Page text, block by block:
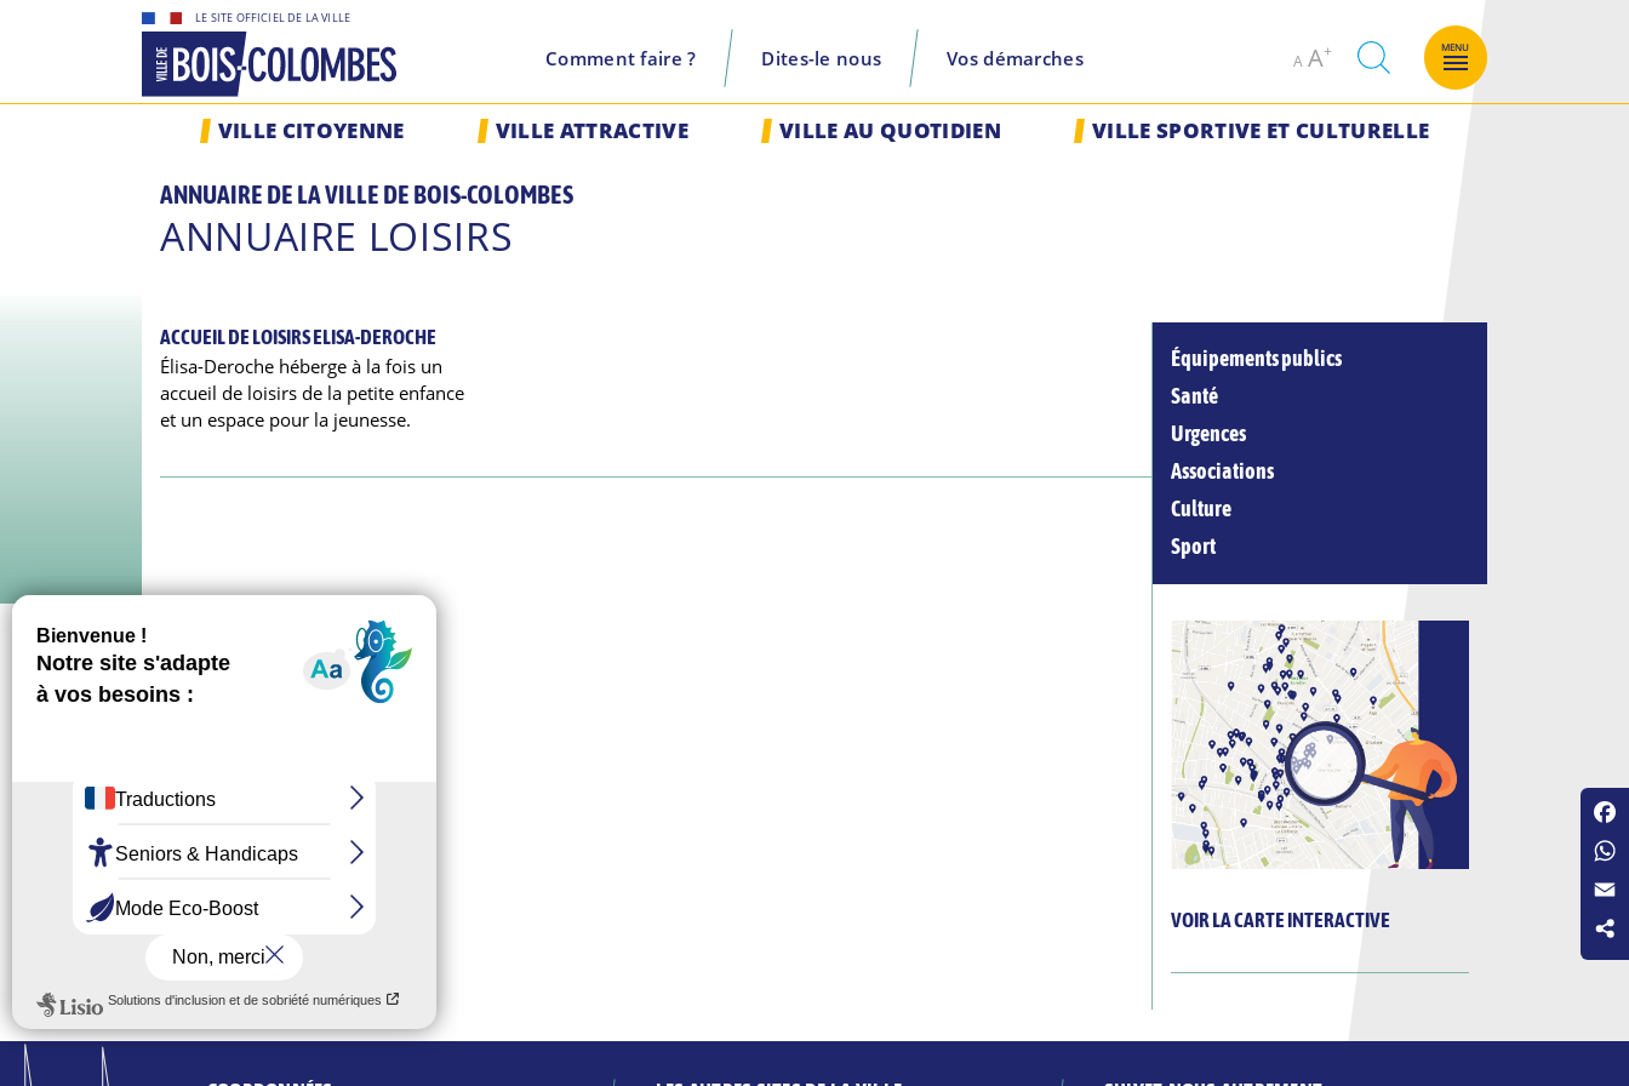
LE SITE OFFICIEL DE LA VILLE
ville
de
Comment faire ? Dites-le nous Vos démarches A
Decrease
font
AIncrease
size.
recherche
MENU
VILLE CITOYENNE VILLE ATTRACTIVE VILLE AU QUOTIDIEN VILLE SPORTIVE ET CULTURELLE
ANNUAIRE DE LA VILLE DE BOIS-COLOMBES
ANNUAIRE LOISIRS
Équipements publics
Santé
Urgences
Associations
Culture
Sport
VOIR LA CARTE INTERACTIVE
ACCUEIL DE LOISIRS ELISA-DEROCHE
Élisa-Deroche héberge à la fois un
accueil de loisirs de la petite enfance
et un espace pour la jeunesse.